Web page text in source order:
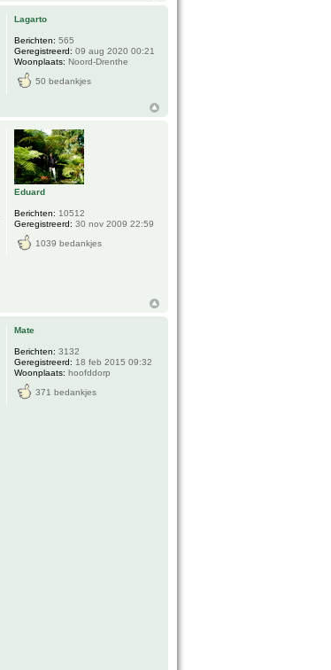
Lagarto
Berichten: 565
Geregistreerd: 09 aug 2020 00:21
Woonplaats: Noord-Drenthe
50 bedankjes
Eduard
Berichten: 10512
Geregistreerd: 30 nov 2009 22:59
1039 bedankjes
Mate
Berichten: 3132
Geregistreerd: 18 feb 2015 09:32
Woonplaats: hoofddorp
371 bedankjes